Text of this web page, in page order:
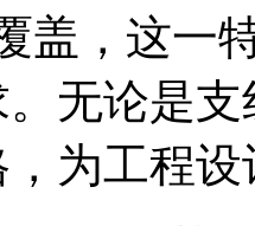
盖，这一
无论是
为工程